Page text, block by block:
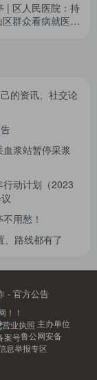
| 区人民医院：持
群众看病就医获
的资讯、社交论
血浆站暂停采浆
动计划（2023
用愁！
、路线都有了
- 官方公告
！！
主办单位
鲁公网安备
息举报专区